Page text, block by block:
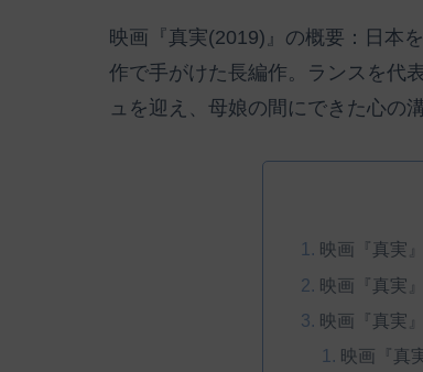
映画『真実(2019)』の概要：日本
作で手がけた長編作。ランスを代
ュを迎え、母娘の間にできた心の
映画『真実
映画『真実
映画『真実
映画『真